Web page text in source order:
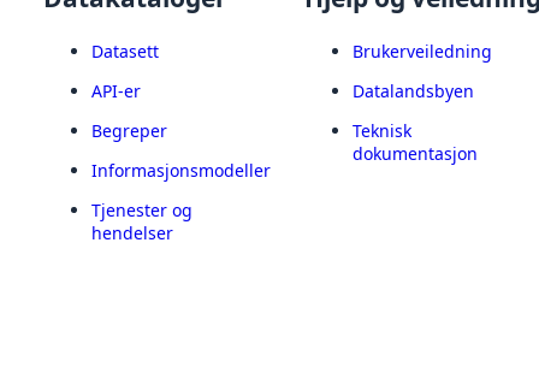
Datasett
API-er
Begreper
Informasjonsmodeller
Tjenester og
hendelser
Brukerveiledning
Datalandsbyen
Teknisk
dokumentasjon